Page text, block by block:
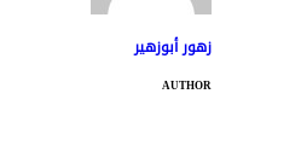
زهور أبوزهير
AUTHOR